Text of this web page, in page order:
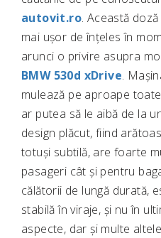
autovit.ro. Această
mai ușor de înțeles în
arunci o privire asupra
BMW 530d xDrive.
mulează pe aproape
ar putea să le aibă de la
design plăcut, fiind
totuși subtilă, are foarte
pasageri cât și pentru
călătorii de lungă durată,
stabilă în viraje, și nu în
aspecte, dar și multe